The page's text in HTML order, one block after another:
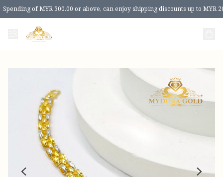
Spending of MYR 300.00 or above, can enjoy shipping discounts up to MYR